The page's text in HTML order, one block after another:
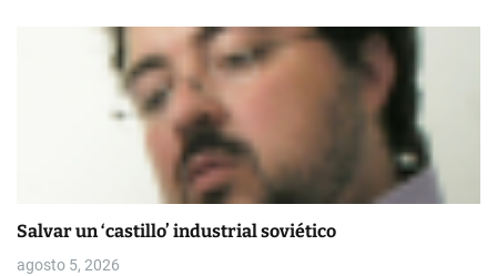
Salvar un ‘castillo’ industrial soviético
agosto 5, 2026